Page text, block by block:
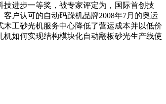
进步一等奖，被专家评定为，国际首创技
户认可的自动码跺机品牌2008年7月的奥运
工砂光机服务中心降低了营运成本并以低价
如何实现结构模块化自动翻板砂光生产线使